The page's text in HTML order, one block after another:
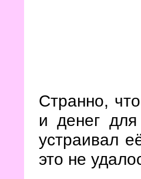
Странно,
и денег для
устраивал
это не